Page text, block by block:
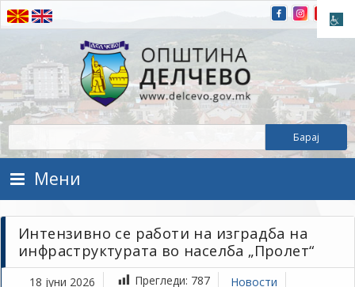
Прескокнете на содржината
Општина Делчево
Општина Делчево
Мени
Интензивно се работи на изградба на
инфраструктурата во населба „Пролет“
18 јуни 2026 Прегледи: 787
Новости